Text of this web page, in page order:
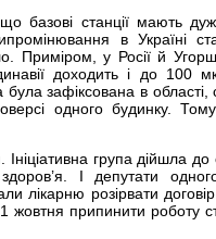
базові станції мають
в Україні
Приміром, у Росії й
доходить і до 100
була зафіксована в
одного будинку.
група дійшла до
І депутати
лікарню розірвати
жовтня припинити роботу